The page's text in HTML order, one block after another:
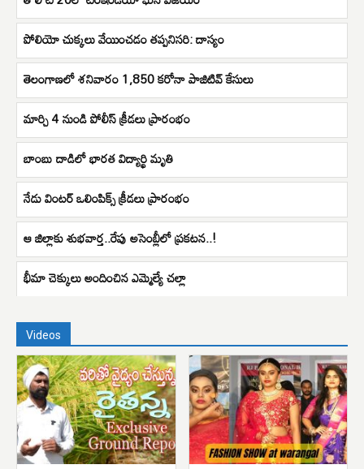
పోలియో చుక్కలు వేయించడం తప్పనిసరి: దాస్యం
తెలంగాణలో శనివారం 1,850 కరోనా పాజిటివ్‌ కేసులు
మార్చి 4 నుండి పోలీస్ క్రీడలు ప్రారంభం
బాంబు దాడిలో భారత విద్యార్థి మృతి
నేడు వింటర్ ఒలింపిక్స్ క్రీడలు ప్రారంభం
ఆ జిల్లాకు శుభవార్త..రేపు అసెంబ్లీలో ప్రకటన..!
భీమా చెక్కులు అందించిన ఎమ్మెల్యే చల్లా
Videos